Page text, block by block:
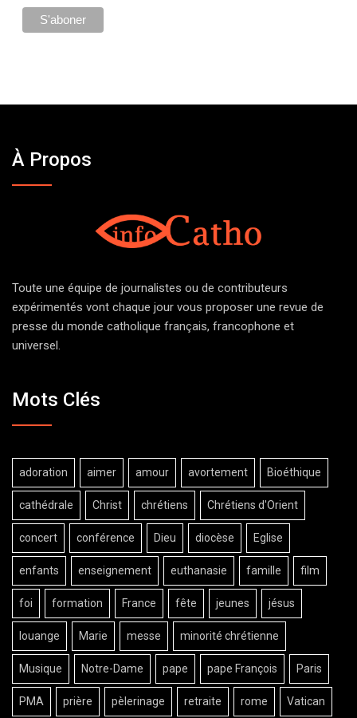
À Propos
Toute une équipe de journalistes ou de contributeurs
expérimentés vont chaque jour vous proposer une revue de
presse du monde catholique français, francophone et
universel.
Mots Clés
adoration aimer amour avortement Bioéthique
cathédrale Christ chrétiens Chrétiens d'Orient
concert conférence Dieu diocèse Eglise
enfants enseignement euthanasie famille film
foi formation France fête jeunes jésus
louange Marie messe minorité chrétienne
Musique Notre-Dame pape pape François Paris
PMA prière pèlerinage retraite rome Vatican